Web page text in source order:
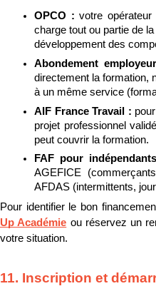
OPCO : votre
charge tout ou partie de
développement des
Abondement
directement la formation,
à un même service
AIF France Travail :
projet professionnel
peut couvrir la formation.
FAF pour
AGEFICE
AFDAS (intermittents,
Pour identifier le bon
Up Académie ou réservez un
votre situation.
11. Inscription et